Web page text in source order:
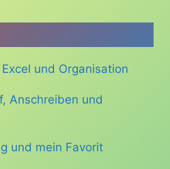
und Organisation
Anschreiben und
und mein Favorit